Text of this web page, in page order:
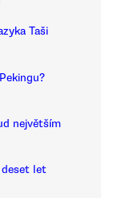
Taši
největším
deset let